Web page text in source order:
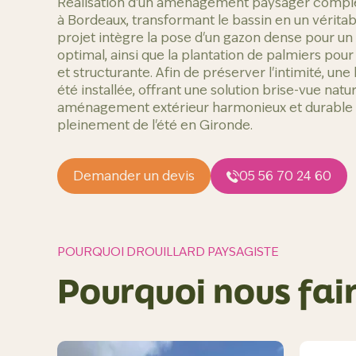
à Bordeaux, transformant le bassin en un
projet intègre la pose d'un gazon dense pour
optimal, ainsi que la plantation de palmiers
et structurante. Afin de préserver l'intimité, une
été installée, offrant une solution brise-vue
aménagement extérieur harmonieux et
pleinement de l'été en Gironde.
Demander un devis 05 56 70 24 60
POURQUOI DROUILLARD PAYSAGISTE
Pourquoi nous